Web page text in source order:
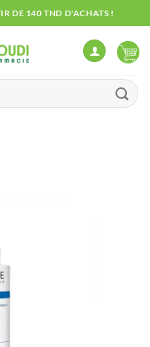
DE 140 TND D'ACHATS !